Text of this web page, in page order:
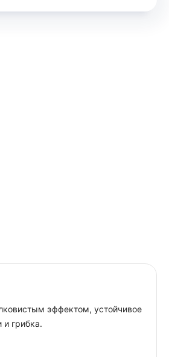
эффектом, устойчивое
грибка.